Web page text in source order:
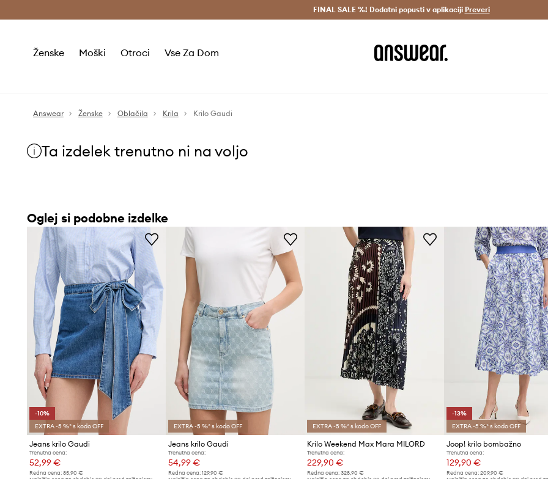
Dostava v 3 dneh > Prihrani z vpisom v Answear Club >
FINAL SALE %! Dodatni popusti v aplikaciji Preveri
Ženske Moški Otroci Vse Za Dom
Answear Ženske Oblačila Krila Krilo Gaudi
Ta izdelek trenutno ni na voljo
Oglej si podobne izdelke
-10%
EXTRA -5 %* s kodo OFF
Jeans krilo Gaudi
Trenutna cena:
52,99 €
Redna cena: 85,90 €
EXTRA -5 %* s kodo OFF
Jeans krilo Gaudi
Trenutna cena:
54,99 €
Redna cena:129,90 €
EXTRA -5 %* s kodo OFF
Krilo Weekend Max Mara MILORD
Trenutna cena:
229,90 €
Redna cena: 328,90 €
-13%
EXTRA -5 %* s kodo OFF
Joop! krilo bombažno
Trenutna cena:
129,90 €
Redna cena: 209,90 €